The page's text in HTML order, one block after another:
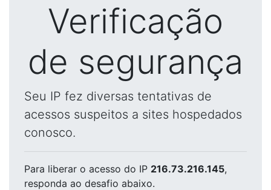
Verificação
de segurança
Seu IP fez diversas tentativas de
acessos suspeitos a sites hospedados
conosco.
Para liberar o acesso do IP 216.73.216.145,
responda ao desafio abaixo.